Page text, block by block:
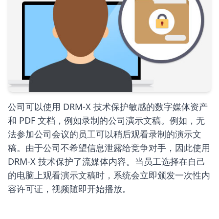
公司可以使用 DRM-X 技术保护敏感的数字媒体资产
和 PDF 文档，例如录制的公司演示文稿。例如，无
法参加公司会议的员工可以稍后观看录制的演示文
稿。由于公司不希望信息泄露给竞争对手，因此使用
DRM-X 技术保护了流媒体内容。当员工选择在自己
的电脑上观看演示文稿时，系统会立即颁发一次性内
容许可证，视频随即开始播放。